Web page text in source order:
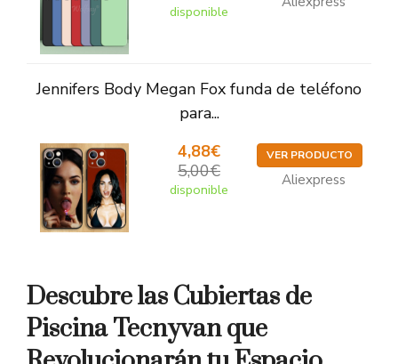
disponible
Jennifers Body Megan Fox funda de teléfono
para...
4,88€
5,00€
disponible
VER PRODUCTO
Aliexpress
Descubre las Cubiertas de
Piscina Tecnyvan que